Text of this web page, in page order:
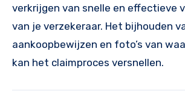
verkrijgen van snelle en effectieve
van je verzekeraar. Het bijhouden
aankoopbewijzen en foto’s van
kan het claimproces versnellen.